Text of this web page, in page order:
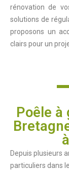
rénovation de
solutions de
proposons un
clairs pour un
Poêle à
Depuis plusieurs
particuliers dans